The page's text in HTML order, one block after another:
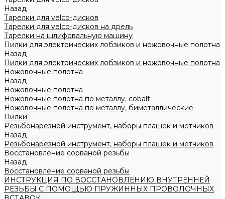
Назад
Тарелки для velco-дисков
Тарелки для velco-дисков на дрель
Тарелки на шлифовальную машину
Пилки для электрических лобзиков и ножовочные полотна
Назад
Пилки для электрических лобзиков и ножовочные полотна
Ножовочные полотна
Назад
Ножовочные полотна
Ножовочные полотна по металлу, cobalt
Ножовочные полотна по металлу, биметаллические
Пилки
Резьбонарезной инструмент, наборы плашек и метчиков
Назад
Резьбонарезной инструмент, наборы плашек и метчиков
Восстановление сорваной резьбы
Назад
Восстановление сорваной резьбы
ИНСТРУКЦИЯ ПО ВОССТАНОВЛЕНИЮ ВНУТРЕННЕЙ
РЕЗЬБЫ С ПОМОЩЬЮ ПРУЖИННЫХ ПРОВОЛОЧНЫХ